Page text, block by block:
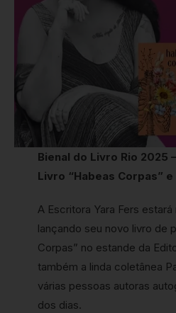
Bienal do Livro Rio 2025
Livro “Habeas Corpas” e
A Escritora Yara Fers estará
lançando seu novo livro de
Corpas” no estande da
também a linda coletânea
várias pessoas autoras
dos dias.